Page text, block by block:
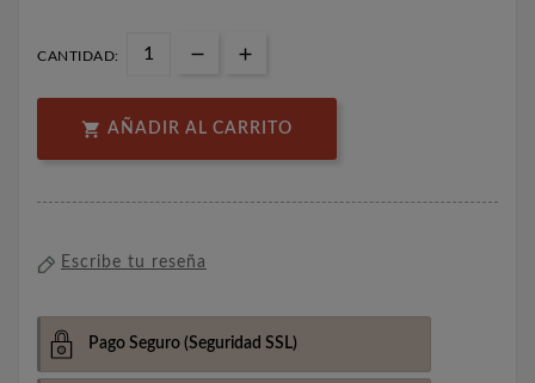
CANTIDAD:
 AÑADIR AL CARRITO
Escribe tu reseña
Pago Seguro (Seguridad SSL)